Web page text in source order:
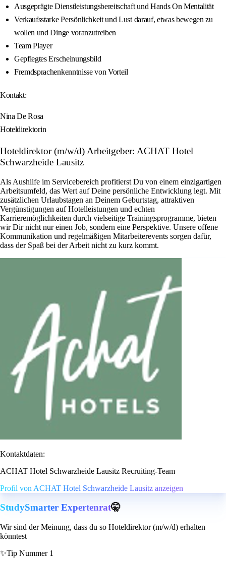
Ausgeprägte Dienstleistungsbereitschaft und Hands On Mentalität
Verkaufsstarke Persönlichkeit und Lust darauf, etwas bewegen zu
wollen und Dinge voranzutreiben
Team Player
Gepflegtes Erscheinungsbild
Fremdsprachenkenntnisse von Vorteil
Kontakt:
Nina De Rosa
Hoteldirektorin
Hoteldirektor (m/w/d) Arbeitgeber: ACHAT Hotel
Schwarzheide Lausitz
Als Aushilfe im Servicebereich profitierst Du von einem einzigartigen
Arbeitsumfeld, das Wert auf Deine persönliche Entwicklung legt. Mit
zusätzlichen Urlaubstagen an Deinem Geburtstag, attraktiven
Vergünstigungen auf Hotelleistungen und echten
Karrieremöglichkeiten durch vielseitige Trainingsprogramme, bieten
wir Dir nicht nur einen Job, sondern eine Perspektive. Unsere offene
Kommunikation und regelmäßigen Mitarbeiterevents sorgen dafür,
dass der Spaß bei der Arbeit nicht zu kurz kommt.
Kontaktdaten:
ACHAT Hotel Schwarzheide Lausitz Recruiting-Team
Profil von ACHAT Hotel Schwarzheide Lausitz anzeigen
StudySmarter Expertenrat🤫
Wir sind der Meinung, dass du so Hoteldirektor (m/w/d) erhalten
könntest
✨Tip Nummer 1